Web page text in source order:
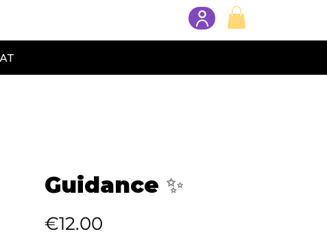
More
Guidance ✨
€12.00